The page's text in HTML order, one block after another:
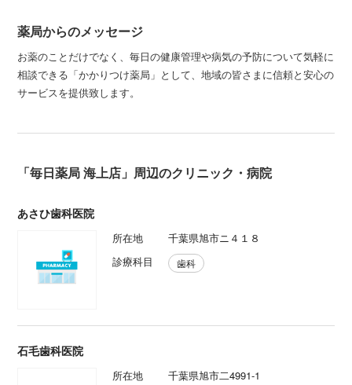
薬局からのメッセージ
お薬のことだけでなく、毎日の健康管理や病気の予防について気軽に
相談できる「かかりつけ薬局」として、地域の皆さまに信頼と安心の
サービスを提供致します。
「毎日薬局 海上店」周辺のクリニック・病院
あさひ歯科医院
所在地
千葉県旭市ニ４１８
診療科目
歯科
石毛歯科医院
所在地
千葉県旭市二4991-1